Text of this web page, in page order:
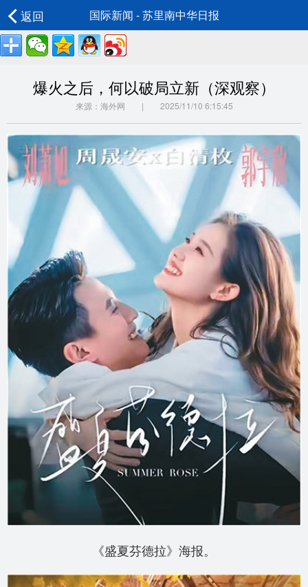
返回 国际新闻 - 苏里南中华日报
爆火之后，何以破局立新（深观察）
来源：海外网 | 2025/11/10 6:15:45
《盛夏芬德拉》海报。